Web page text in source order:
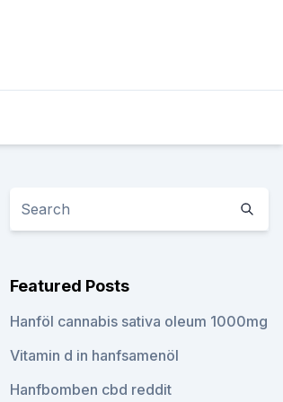
Featured Posts
Hanföl cannabis sativa oleum 1000mg
Vitamin d in hanfsamenöl
Hanfbomben cbd reddit